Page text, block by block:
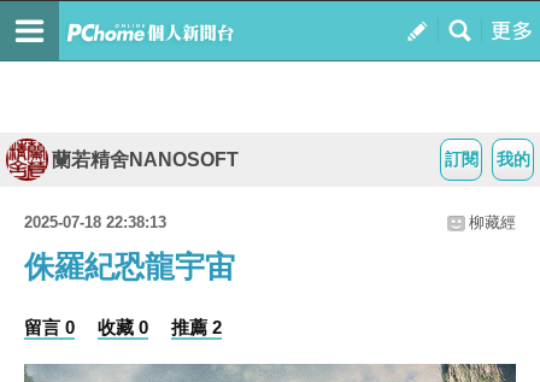
我的
訂閱
蘭若精舍NANOSOFT
2025-07-18 22:38:13 柳藏經
侏羅紀恐龍宇宙
留言 0 收藏 0 推薦 2